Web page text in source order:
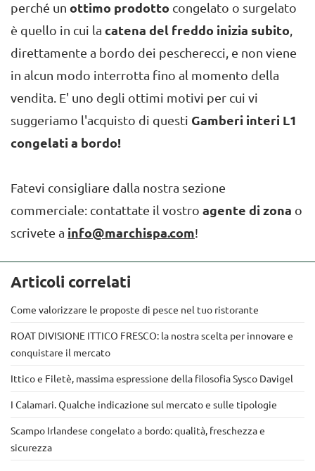
perché un ottimo prodotto congelato o surgelato
è quello in cui la catena del freddo inizia subito,
direttamente a bordo dei pescherecci, e non viene
in alcun modo interrotta fino al momento della
vendita. E' uno degli ottimi motivi per cui vi
suggeriamo l'acquisto di questi Gamberi interi L1
congelati a bordo!
Fatevi consigliare dalla nostra sezione
commerciale: contattate il vostro agente di zona o
scrivete a info@marchispa.com!
Articoli correlati
Come valorizzare le proposte di pesce nel tuo ristorante
ROAT DIVISIONE ITTICO FRESCO: la nostra scelta per innovare e
conquistare il mercato
Ittico e Filetè, massima espressione della filosofia Sysco Davigel
I Calamari. Qualche indicazione sul mercato e sulle tipologie
Scampo Irlandese congelato a bordo: qualità, freschezza e
sicurezza